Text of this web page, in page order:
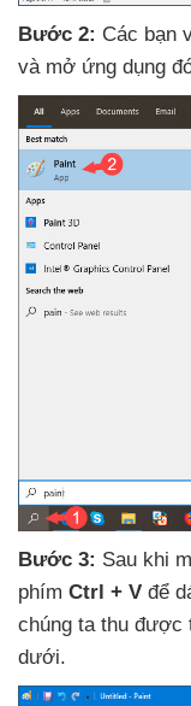
Bước 2: Các bạn
và mở ứng dụng
Bước 3: Sau khi
phím Ctrl + V để
chúng ta thu được
dưới.